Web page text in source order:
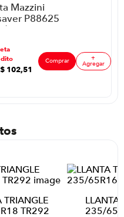
Mazzini
P88625
60 R16
102,51
Comprar +
Agregar
TRIANGLE
TR292
LLANTA
235/